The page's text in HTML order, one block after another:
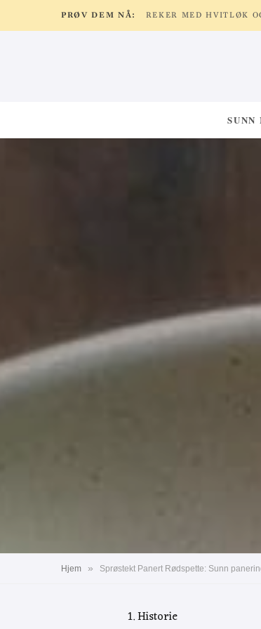
PRØV DEM NÅ:
Hjem » Sprøstekt Panert Rødspette: Sunn
1. Historie